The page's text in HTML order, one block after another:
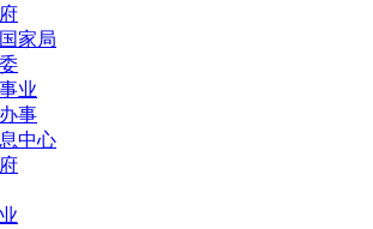
家局
业
事
中心